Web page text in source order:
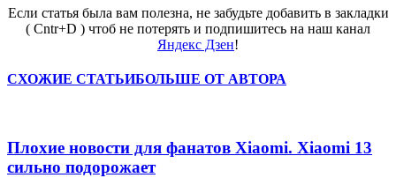
Если статья была вам полезна, не забудьте добавить в закладки
( Cntr+D ) чтоб не потерять и подпишитесь на наш канал
Яндекс Дзен!
СХОЖИЕ СТАТЬИБОЛЬШЕ ОТ АВТОРА
Плохие новости для фанатов Xiaomi. Xiaomi 13
сильно подорожает